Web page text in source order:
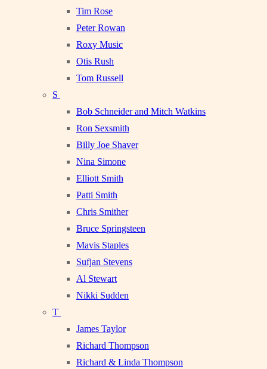
Tim Rose
Peter Rowan
Roxy Music
Otis Rush
Tom Russell
S
Bob Schneider and Mitch Watkins
Ron Sexsmith
Billy Joe Shaver
Nina Simone
Elliott Smith
Patti Smith
Chris Smither
Bruce Springsteen
Mavis Staples
Sufjan Stevens
Al Stewart
Nikki Sudden
T
James Taylor
Richard Thompson
Richard & Linda Thompson